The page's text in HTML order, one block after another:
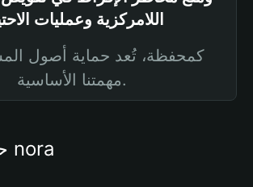
اللامركزية وعمليات
كمحفظة، تُعد حماية أصول
مهمتنا الأساسية.
حول محفظة nora